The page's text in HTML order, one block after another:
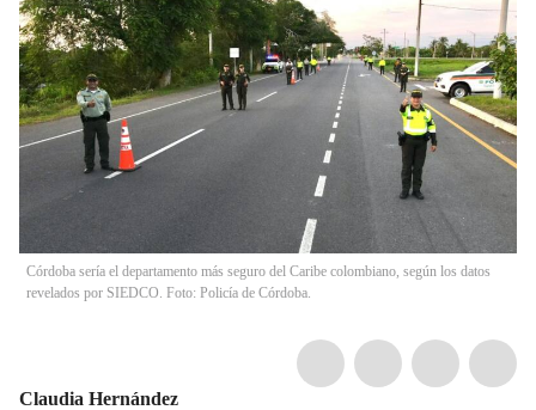
Córdoba sería el departamento más seguro del Caribe colombiano, según los datos
revelados por SIEDCO. Foto: Policía de Córdoba.
Claudia Hernández